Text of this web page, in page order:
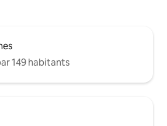
149 habitants